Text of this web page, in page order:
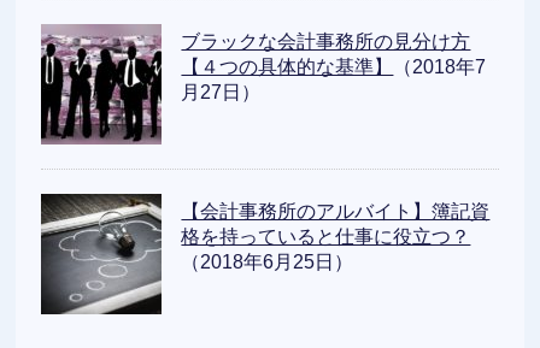
ブラックな会計事務所の見分け方
【４つの具体的な基準】
（2018年7
月27日）
【会計事務所のアルバイト】簿記資
格を持っていると仕事に役立つ？
（2018年6月25日）